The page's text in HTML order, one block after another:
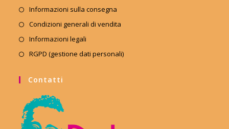
Informazioni sulla consegna
Condizioni generali di vendita
Informazioni legali
RGPD (gestione dati personali)
Contatti